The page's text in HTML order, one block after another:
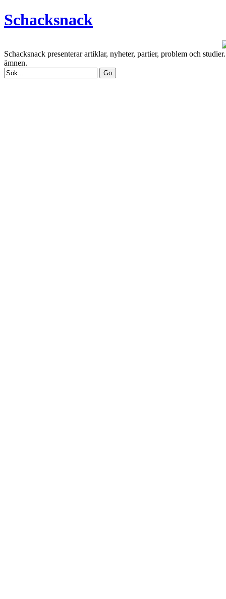
Schacksnack
Schacksnack presenterar artiklar, nyheter, partier, problem och
ämnen.